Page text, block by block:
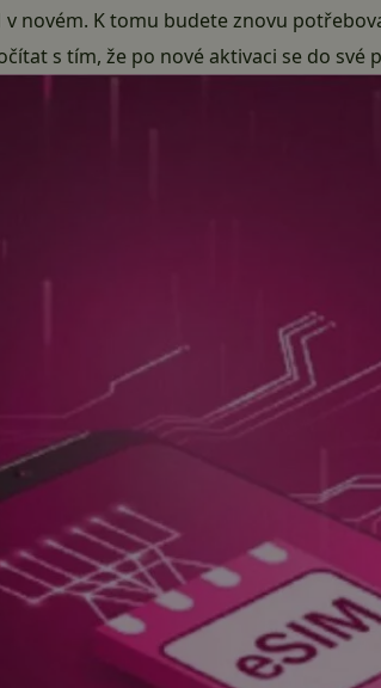
novém. K tomu budete znovu
s tím, že po nové aktivaci se do